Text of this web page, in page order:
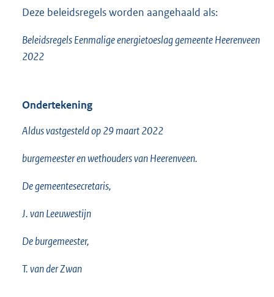
Deze beleidsregels worden aangehaald als:
Beleidsregels Eenmalige energietoeslag gemeente Heerenveen
2022
Ondertekening
Aldus vastgesteld op 29 maart 2022
burgemeester en wethouders van Heerenveen.
De gemeentesecretaris,
J. van Leeuwestijn
De burgemeester,
T. van der Zwan